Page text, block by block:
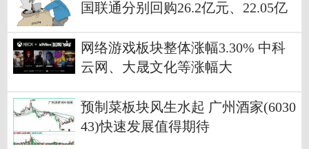
国联通分别回购26.2亿元、22.05亿
网络游戏板块整体涨幅3.30% 中科
云网、大晟文化等涨幅大
预制菜板块风生水起 广州酒家(6030
43)快速发展值得期待